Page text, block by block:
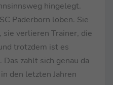
hingelegt.
Paderborn loben. Sie
verlieren Trainer, die
trotzdem ist es
zahlt sich genau da
den letzten Jahren